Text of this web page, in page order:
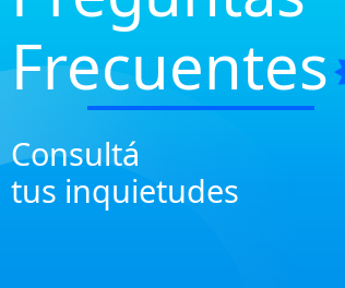
Frecuentes
Consultá
tus inquietudes